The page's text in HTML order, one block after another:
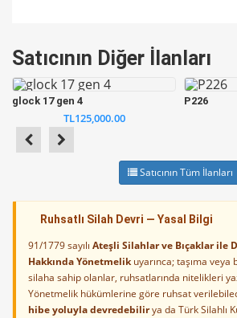
Satıcının Diğer İlanları
glock 17 gen 4
TL125,000.00
P226
Satıcının Tüm İlanları
Ruhsatlı Silah Devri — Yasal Bilgi
91/1779 sayılı Ateşli Silahlar ve Bıçaklar ile
Hakkında Yönetmelikuyarınca; taşıma veya
silaha sahip olanlar, ruhsatlarında nitelikleri
Yönetmelik hükümlerine göre ruhsat
hibe yoluyla devredebilirya da Türk Silahlı